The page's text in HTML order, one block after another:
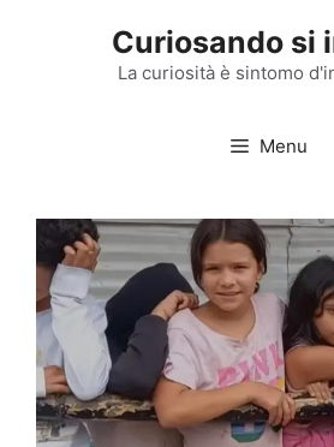
Curiosando si
La curiosità è sintomo
Menu